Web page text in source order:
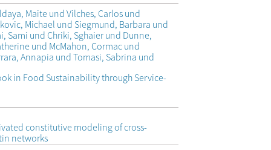
Maite und Vilches, Carlos und
Michael und Siegmund, Barbara und
Sami und Chriki, Sghaier und Dunne,
und McMahon, Cormac und
Annapia und Tomasi, Sabrina und
in Food Sustainability through Service-
constitutive modeling of cross-
networks